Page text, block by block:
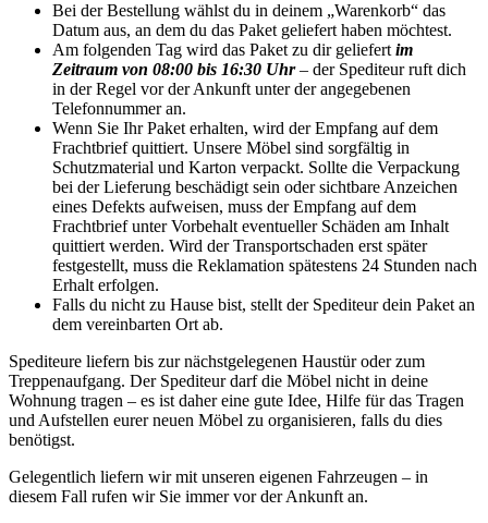
Bei der Bestellung wählst du in deinem „Warenkorb“ das
Datum aus, an dem du das Paket geliefert haben möchtest.
Am folgenden Tag wird das Paket zu dir geliefert im
Zeitraum von 08:00 bis 16:30 Uhr– der Spediteur ruft dich
in der Regel vor der Ankunft unter der angegebenen
Telefonnummer an.
Wenn Sie Ihr Paket erhalten, wird der Empfang auf dem
Frachtbrief quittiert. Unsere Möbel sind sorgfältig in
Schutzmaterial und Karton verpackt. Sollte die Verpackung
bei der Lieferung beschädigt sein oder sichtbare Anzeichen
eines Defekts aufweisen, muss der Empfang auf dem
Frachtbrief unter Vorbehalt eventueller Schäden am Inhalt
quittiert werden. Wird der Transportschaden erst später
festgestellt, muss die Reklamation spätestens 24 Stunden nach
Erhalt erfolgen.
Falls du nicht zu Hause bist, stellt der Spediteur dein Paket an
dem vereinbarten Ort ab.
Spediteure liefern bis zur nächstgelegenen Haustür oder zum
Treppenaufgang. Der Spediteur darf die Möbel nicht in deine
Wohnung tragen – es ist daher eine gute Idee, Hilfe für das Tragen
und Aufstellen eurer neuen Möbel zu organisieren, falls du dies
benötigst.
Gelegentlich liefern wir mit unseren eigenen Fahrzeugen – in
diesem Fall rufen wir Sie immer vor der Ankunft an.